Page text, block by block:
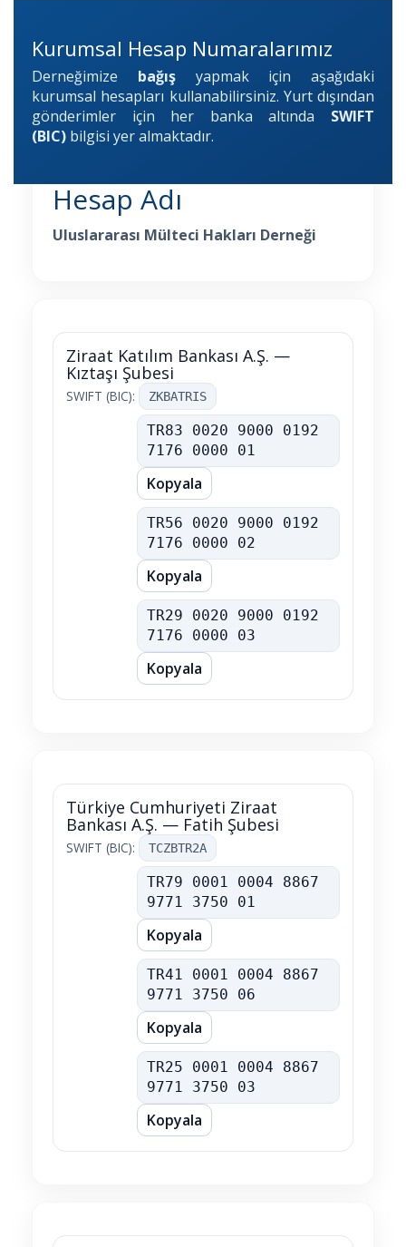
Kurumsal Hesap Numaralarımız
Derneğimize bağışyapmak için aşağıdaki
kurumsal hesapları kullanabilirsiniz. Yurt dışından
gönderimler için her banka altında SWIFT
(BIC) bilgisi yer almaktadır.
Hesap Adı
Uluslararası Mülteci Hakları Derneği
Ziraat Katılım Bankası A.Ş. —
Kıztaşı Şubesi
SWIFT (BIC): ZKBATRIS
TR83 0020 9000 0192
7176 0000 01
Kopyala
TR56 0020 9000 0192
7176 0000 02
Kopyala
TR29 0020 9000 0192
7176 0000 03
Kopyala
Türkiye Cumhuriyeti Ziraat
Bankası A.Ş. — Fatih Şubesi
SWIFT (BIC): TCZBTR2A
TR79 0001 0004 8867
9771 3750 01
Kopyala
TR41 0001 0004 8867
9771 3750 06
Kopyala
TR25 0001 0004 8867
9771 3750 03
Kopyala
Kitap ve film